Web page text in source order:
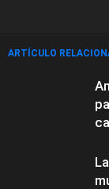
ARTÍCULO